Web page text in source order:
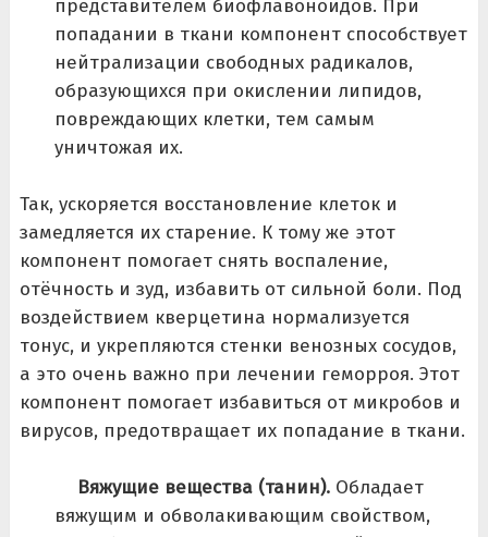
представителем биофлавоноидов. При
попадании в ткани компонент способствует
нейтрализации свободных радикалов,
образующихся при окислении липидов,
повреждающих клетки, тем самым
уничтожая их.
Так, ускоряется восстановление клеток и
замедляется их старение. К тому же этот
компонент помогает снять воспаление,
отёчность и зуд, избавить от сильной боли. Под
воздействием кверцетина нормализуется
тонус, и укрепляются стенки венозных сосудов,
а это очень важно при лечении геморроя. Этот
компонент помогает избавиться от микробов и
вирусов, предотвращает их попадание в ткани.
Вяжущие вещества (танин). Обладает
вяжущим и обволакивающим свойством,